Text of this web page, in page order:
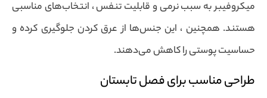
میکروفیبر به سبب نرمی و قابلیت تنفس ، انتخاب‌های مناسبی
هستند. همچنین ، این جنس‌ها از عرق کردن جلوگیری کرده و
حساسیت پوستی را کاهش می‌دهند.
طراحی مناسب برای فصل تابستان